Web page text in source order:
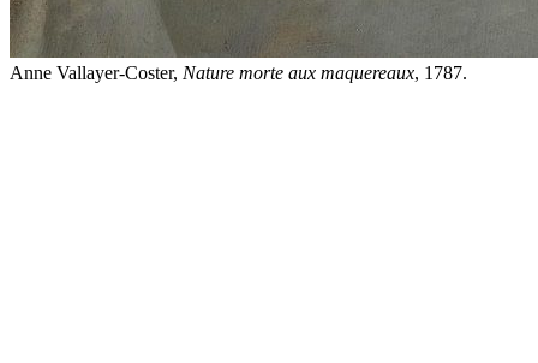
Anne Vallayer-Coster, Nature morte aux maquereaux, 1787.